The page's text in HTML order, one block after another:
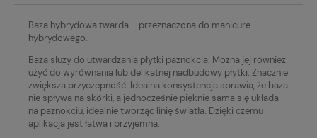
Baza hybrydowa twarda – przeznaczona do manicure
hybrydowego.
Baza służy do utwardzania płytki paznokcia. Można jej również
użyć do wyrównania lub delikatnej nadbudowy płytki. Znacznie
zwiększa przyczepność. Idealna konsystencja sprawia, że baza
nie spływa na skórki, a jednocześnie pięknie sama się układa
na paznokciu, idealnie tworząc linię światła. Dzięki czemu
aplikacja jest łatwa i przyjemna.